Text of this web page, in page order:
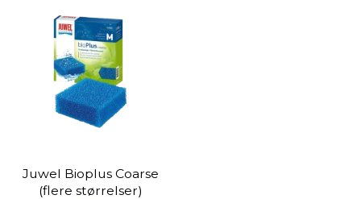
Juwel Bioplus Coarse
(flere størrelser)